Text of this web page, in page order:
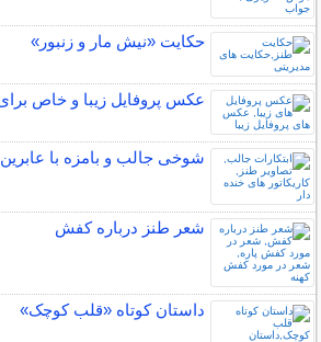
حکایت «نیش مار و زنبور»
عکس پروفایل زیبا و خاص
شوخی جالب و بامزه با عابرین
شعر طنز درباره کفش
داستان کوتاه «قلب کوچک»